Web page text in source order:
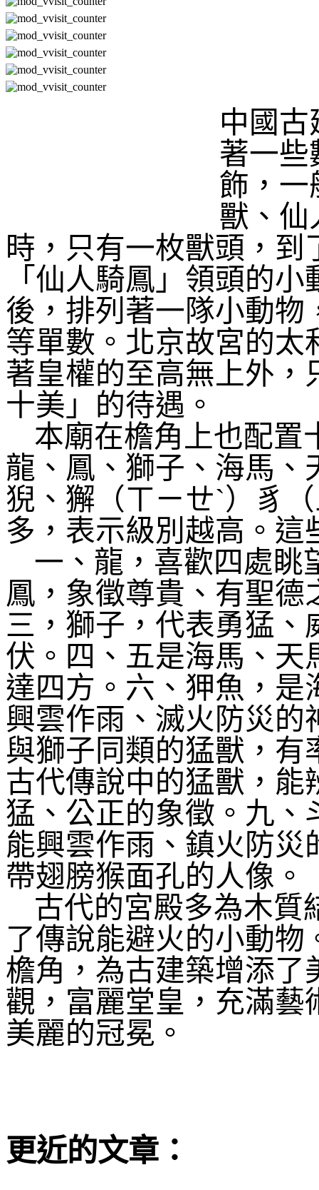
中國
著一些
飾，一
獸、仙
時，只有一枚獸頭，
「仙人騎鳳」領頭的
後，排列著一隊小動物
等單數。北京故宮的太
著皇權的至高無上外，
十美」的待遇。
本廟在檐角上也配置
龍、鳳、獅子、海馬、
猊、獬（ㄒㄧㄝˋ）豸
多，表示級別越高。
一、龍，喜歡四處眺
鳳，象徵尊貴、有聖
三，獅子，代表勇猛、
伏。四、五是海馬、天
達四方。六、狎魚，是
興雲作雨、滅火防災的
與獅子同類的猛獸，有
古代傳說中的猛獸，能
猛、公正的象徵。九、
能興雲作雨、鎮火防
帶翅膀猴面孔的人像。
古代的宮殿多為木質
了傳說能避火的小動
檐角，為古建築增添了
觀，富麗堂皇，充滿藝
美麗的冠冕。
更近的文章：